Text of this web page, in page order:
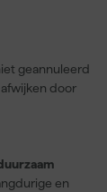
geannuleerd
door
en